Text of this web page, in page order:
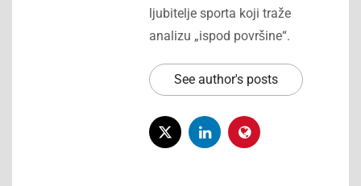
ljubitelje sporta koji traže
analizu „ispod površine“.
See author's posts